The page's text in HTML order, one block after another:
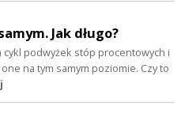
Jak długo?
cykl podwyżek stóp procentowych i
na tym samym poziomie. Czy to